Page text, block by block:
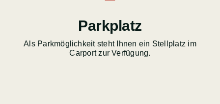
Parkplatz
Als Parkmöglichkeit steht Ihnen ein Stellplatz im
Carport zur Verfügung.